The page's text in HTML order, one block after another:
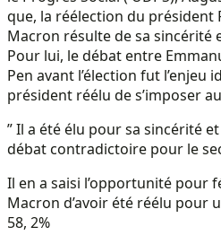
que, la réélection du président
Macron résulte de sa sincérité
Pour lui, le débat entre
Pen avant l’élection fut l’enjeu
président réélu de s’imposer
” Il a été élu pour sa sincérité
débat contradictoire pour le
Il en a saisi l’opportunité pour
Macron d’avoir été réélu pour
58, 2%